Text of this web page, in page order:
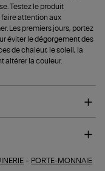
Testez le produit
faire attention aux
Les premiers jours, portez
éviter le dégorgement des
de chaleur, le soleil, la
altérer la couleur.
- PORTE-MONNAIE